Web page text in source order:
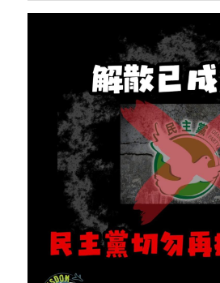
記錄．宏福苑火災
反華推手你要知
反華推手懶人包
民主派騙案十式
反華推手起底
美西霸凌內幕
KOL 專欄
林淑芳專欄
屈穎妍專欄
朱庭萱專欄
絕密法庭檔案
醫院口岸爆炸案
屠龍小隊案
吃喝玩指南
關於我們